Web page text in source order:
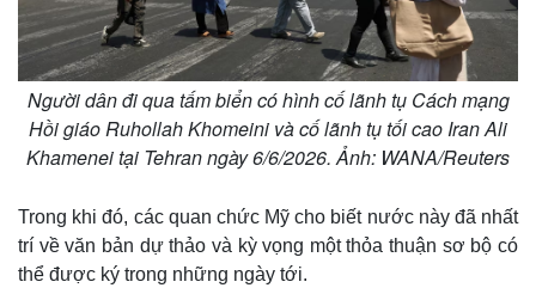
Người dân đi qua tấm biển có hình cố lãnh tụ Cách mạng
Hồi giáo Ruhollah Khomeini và cố lãnh tụ tối cao Iran Ali
Khamenei tại Tehran ngày 6/6/2026. Ảnh: WANA/Reuters
Trong khi đó, các quan chức Mỹ cho biết nước này đã nhất
trí về văn bản dự thảo và kỳ vọng một thỏa thuận sơ bộ có
thể được ký trong những ngày tới.